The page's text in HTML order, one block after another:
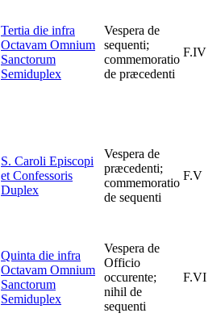
Tertia die infra
Octavam Omnium
Sanctorum
Semiduplex
Vespera de
sequenti;
commemoratio
de præcedenti
F.IV
S. Caroli Episcopi
et Confessoris
Duplex
Vespera de
præcedenti;
commemoratio
de sequenti
F.V
Quinta die infra
Octavam Omnium
Sanctorum
Semiduplex
Vespera de
Officio
occurente;
nihil de
sequenti
F.VI